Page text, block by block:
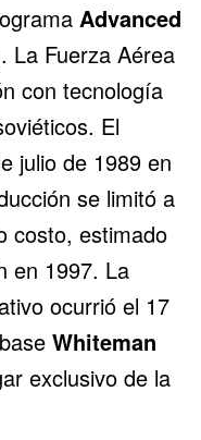
Advanced
. La Fuerza Aérea
con tecnología
El
julio de 1989 en
se limitó a
costo, estimado
en 1997. La
ocurrió el 17
Whiteman
exclusivo de la